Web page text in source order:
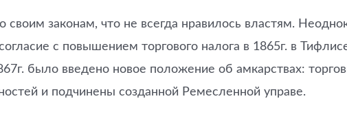
законам, что не всегда нравилось властям.
с повышением торгового налога в 1865г. в
было введено новое положение об амкарствах:
и подчинены созданной Ремесленной управе.